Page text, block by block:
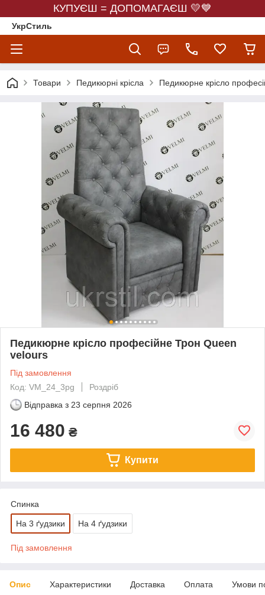
КУПУЄШ = ДОПОМАГАЄШ 💛💙
УкрСтиль
Товари Педикюрні крісла Педикюрне крісло
Педикюрне крісло професійне Трон Queen
velours
Під замовлення
Код: VM_24_3pg
Роздріб
Відправка з 23 серпня 2026
16 480 ₴
Купити
Спинка
На 3 ґудзики На 4 ґудзики
Під замовлення
Опис Характеристики Доставка Оплата Умови